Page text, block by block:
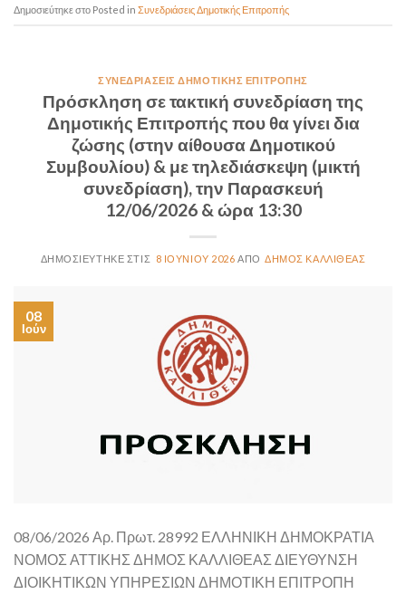
Posted in Συνεδριάσεις Δημοτικής Επιτροπής
ΣΥΝΕΔΡΙΆΣΕΙΣ ΔΗΜΟΤΙΚΉΣ ΕΠΙΤΡΟΠΉΣ
Πρόσκληση σε τακτική συνεδρίαση της
Δημοτικής Επιτροπής που θα γίνει δια
ζώσης (στην αίθουσα Δημοτικού
Συμβουλίου) & με τηλεδιάσκεψη (μικτή
συνεδρίαση), την Παρασκευή
12/06/2026 & ώρα 13:30
8 ΙΟΥΝΊΟΥ 2026 ΔΉΜΟΣ ΚΑΛΛΙΘΈΑΣ
08
Ιούν
08/06/2026 Αρ. Πρωτ. 28992 ΕΛΛΗΝΙΚΗ ΔΗΜΟΚΡΑΤΙΑ
ΝΟΜΟΣ ΑΤΤΙΚΗΣ ΔΗΜΟΣ ΚΑΛΛΙΘΕΑΣ ΔΙΕΥΘΥΝΣΗ
ΔΙΟΙΚΗΤΙΚΩΝ ΥΠΗΡΕΣΙΩΝ ΔΗΜΟΤΙΚΗ ΕΠΙΤΡΟΠΗ